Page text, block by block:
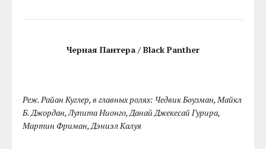
Черная Пантера / Black Panther
Реж. Райан Куглер, в главных ролях: Чедвик Боузман, Майкл
Б. Джордан, Лупита Нионго, Данай Джекесай Гурира,
Мартин Фриман, Дэниэл Калуя